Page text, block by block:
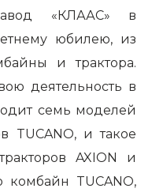
«КЛААС» в
юбилею, из
и трактора.
деятельность в
семь моделей
TUCANO, и такое
AXION и
TUCANO,